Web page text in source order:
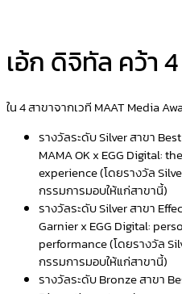
เอ้ก ดิจิทัล คว้า
ใน 4 สาขาจากเวที MAAT Media
รางวัลระดับ Silver สาขา
MAMA OK x EGG Digital:
experience (โดยรางวัล
กรรมการมอบให้แก่สาขานี้)
รางวัลระดับ Silver สาขา
Garnier x EGG Digital:
performance (โดยรางวัล
กรรมการมอบให้แก่สาขานี้)
รางวัลระดับ Bronze สาขา